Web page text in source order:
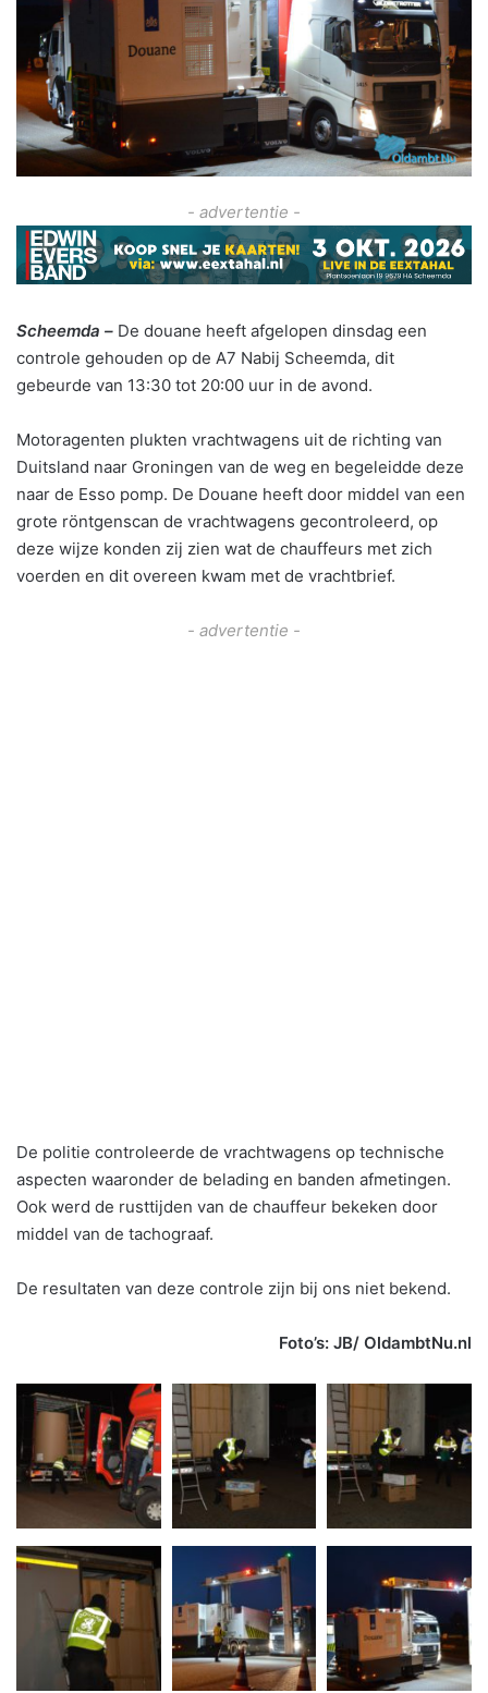
- advertentie -
Scheemda – De douane heeft afgelopen dinsdag een
controle gehouden op de A7 Nabij Scheemda, dit
gebeurde van 13:30 tot 20:00 uur in de avond.
Motoragenten plukten vrachtwagens uit de richting van
Duitsland naar Groningen van de weg en begeleidde deze
naar de Esso pomp. De Douane heeft door middel van een
grote röntgenscan de vrachtwagens gecontroleerd, op
deze wijze konden zij zien wat de chauffeurs met zich
voerden en dit overeen kwam met de vrachtbrief.
- advertentie -
De politie controleerde de vrachtwagens op technische
aspecten waaronder de belading en banden afmetingen.
Ook werd de rusttijden van de chauffeur bekeken door
middel van de tachograaf.
De resultaten van deze controle zijn bij ons niet bekend.
Foto’s: JB/ OldambtNu.nl